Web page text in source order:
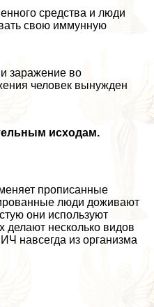
средства и люди
свою иммунную
заражение во
человек вынужден
исходам.
прописанные
люди доживают
они используют
делают несколько видов
навсегда из организма